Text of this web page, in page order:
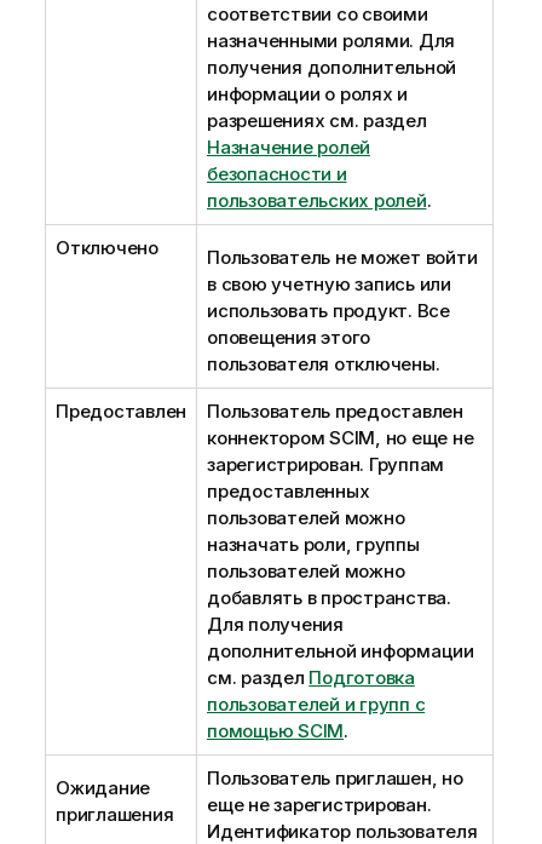
соответствии со своими
назначенными ролями. Для
получения дополнительной
информации о ролях и
разрешениях см. раздел
Назначение ролей
безопасности и
пользовательских ролей.
Отключено
Пользователь не может войти
в свою учетную запись или
использовать продукт. Все
оповещения этого
пользователя отключены.
Предоставлен
Пользователь предоставлен
коннектором SCIM, но еще не
зарегистрирован. Группам
предоставленных
пользователей можно
назначать роли, группы
пользователей можно
добавлять в пространства.
Для получения
дополнительной информации
см. раздел Подготовка
пользователей и групп с
помощью SCIM.
Ожидание
приглашения
Пользователь приглашен, но
еще не зарегистрирован.
Идентификатор пользователя